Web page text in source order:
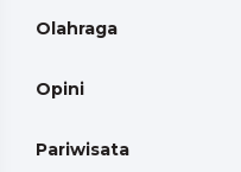
Olahraga
Opini
Pariwisata